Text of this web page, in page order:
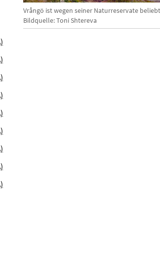
Vrångö ist wegen seiner Naturreservate beliebt
Bildquelle: Toni Shtereva